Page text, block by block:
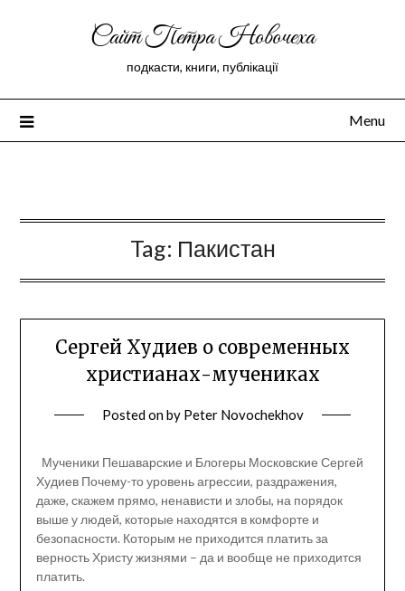
Сайт Петра Новочеха
подкасти, книги, публікації
Menu
Tag: Пакистан
Сергей Худиев о современных
христианах-мучениках
Posted onby Peter Novochekhov
Мученики Пешаварские и Блогеры Московские Сергей
Худиев Почему-то уровень агрессии, раздражения,
даже, скажем прямо, ненависти и злобы, на порядок
выше у людей, которые находятся в комфорте и
безопасности. Которым не приходится платить за
верность Христу жизнями – да и вообще не приходится
платить.